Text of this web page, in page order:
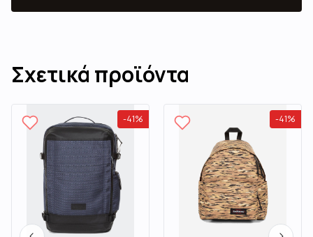
Σχετικά προϊόντα
-41% -41%